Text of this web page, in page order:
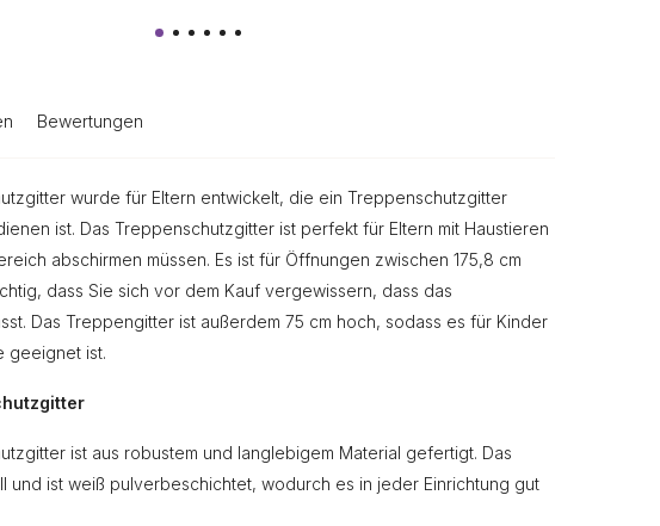
Bewertungen
wurde für Eltern entwickelt, die ein Treppenschutzgitter
ist. Das Treppenschutzgitter ist perfekt für Eltern mit Haustieren
abschirmen müssen. Es ist für Öffnungen zwischen 175,8 cm
dass Sie sich vor dem Kauf vergewissern, dass das
Das Treppengitter ist außerdem 75 cm hoch, sodass es für Kinder
geeignet ist.
ist aus robustem und langlebigem Material gefertigt. Das
und ist weiß pulverbeschichtet, wodurch es in jeder Einrichtung gut